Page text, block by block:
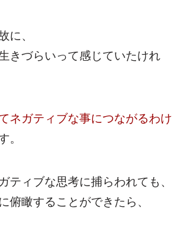
に、
きづらいって感じていたけれ
ネガティブな事につながるわけ
。
ティブな思考に捕らわれても、
俯瞰することができたら、